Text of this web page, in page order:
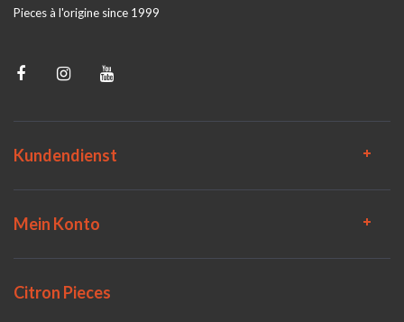
Pieces à l'origine since 1999
Kundendienst
Mein Konto
Citron Pieces